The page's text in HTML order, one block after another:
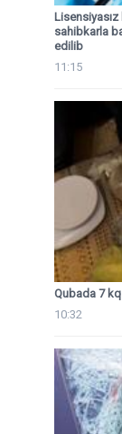
sahibkarla
edilib
11:15
Qubada 7
10:32